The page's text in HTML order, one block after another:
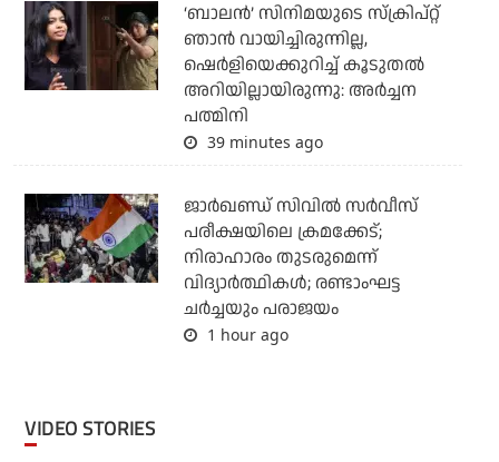
‘ബാലൻ’ സിനിമയുടെ സ്ക്രിപ്റ്റ്
ഞാൻ വായിച്ചിരുന്നില്ല,
ഷെർളിയെക്കുറിച്ച് കൂടുതൽ
അറിയില്ലായിരുന്നു: അർച്ചന
പത്മിനി
39 minutes ago
ജാര്‍ഖണ്ഡ് സിവില്‍ സര്‍വീസ്
പരീക്ഷയിലെ ക്രമക്കേട്;
നിരാഹാരം തുടരുമെന്ന്
വിദ്യാര്‍ത്ഥികള്‍; രണ്ടാംഘട്ട
ചര്‍ച്ചയും പരാജയം
1 hour ago
VIDEO STORIES